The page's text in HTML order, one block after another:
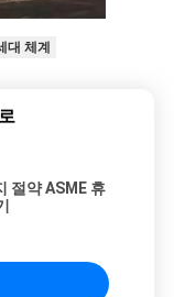
대 체계
절약 ASME 휴